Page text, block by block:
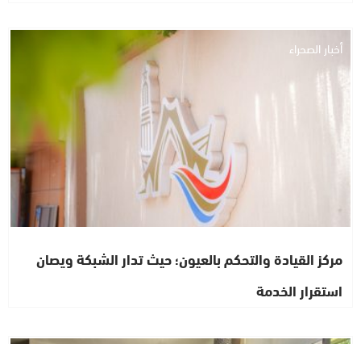
أخبار الصحراء
مركز القيادة والتحكم بالعيون؛ حيث تدار الشبكة ويصان
استقرار الخدمة